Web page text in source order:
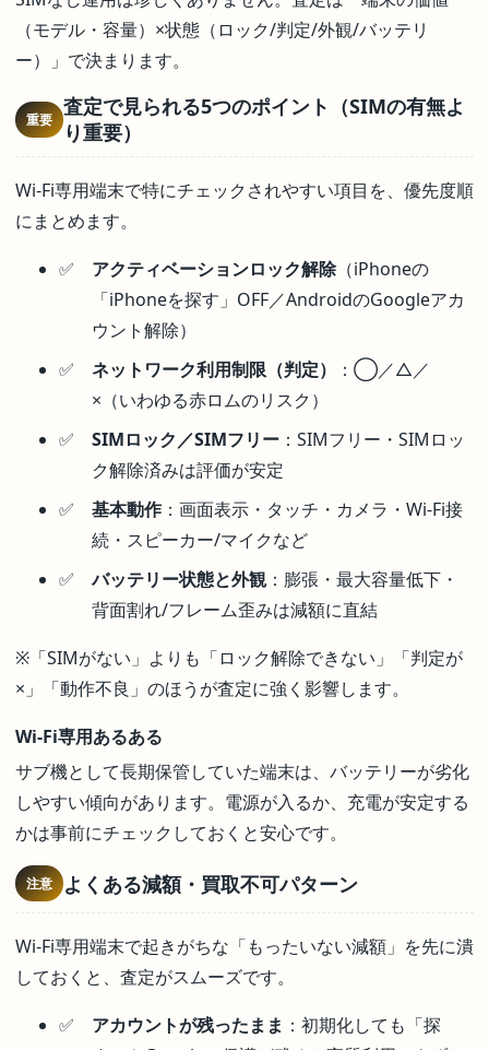
（モデル・容量）×状態（ロック/判定/外観/バッテリ
ー）」で決まります。
重要 査定で見られる5つのポイント（SIMの有無よ
り重要）
Wi-Fi専用端末で特にチェックされやすい項目を、優先度順
にまとめます。
アクティベーションロック解除（iPhoneの
「iPhoneを探す」OFF／AndroidのGoogleアカ
ウント解除）
ネットワーク利用制限（判定）
：◯／△／
×（いわゆる赤ロムのリスク）
SIMロック／SIMフリー ：SIMフリー・SIMロッ
ク解除済みは評価が安定
基本動作：画面表示・タッチ・カメラ・Wi-Fi接
続・スピーカー/マイクなど
バッテリー状態と外観：膨張・最大容量低下・
背面割れ/フレーム歪みは減額に直結
※「SIMがない」よりも「ロック解除できない」「判定が
×」「動作不良」のほうが査定に強く影響します。
Wi-Fi専用あるある
サブ機として長期保管していた端末は、バッテリーが劣化
しやすい傾向があります。電源が入るか、充電が安定する
かは事前にチェックしておくと安心です。
注意 よくある減額・買取不可パターン
Wi-Fi専用端末で起きがちな「もったいない減額」を先に潰
しておくと、査定がスムーズです。
アカウントが残ったまま ：初期化しても「探